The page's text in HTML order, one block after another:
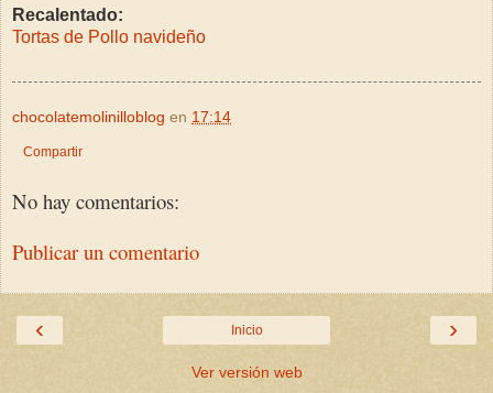
Recalentado:
Tortas de Pollo navideño
chocolatemolinilloblog en 17:14
Compartir
No hay comentarios:
Publicar un comentario
‹ ›
Inicio
Ver versión web